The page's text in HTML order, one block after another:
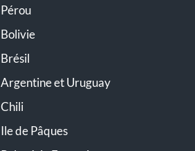
Pérou
Bolivie
Brésil
Argentine et Uruguay
Chili
Ile de Pâques